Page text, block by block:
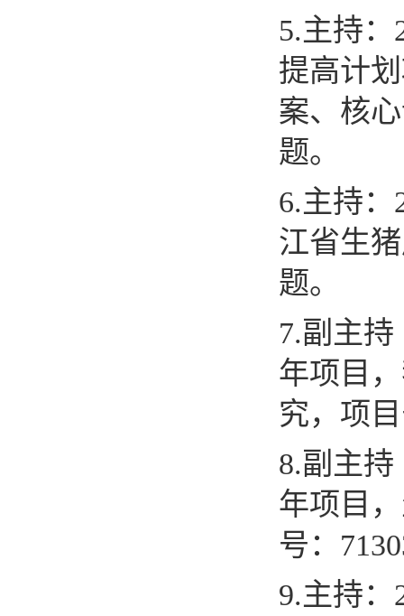
5.主持：
提高计
案、核
题。
6.主持：
江省生
题。
7.副主持
年项目
究，项
8.副主持
年项目
号：
9.主持：